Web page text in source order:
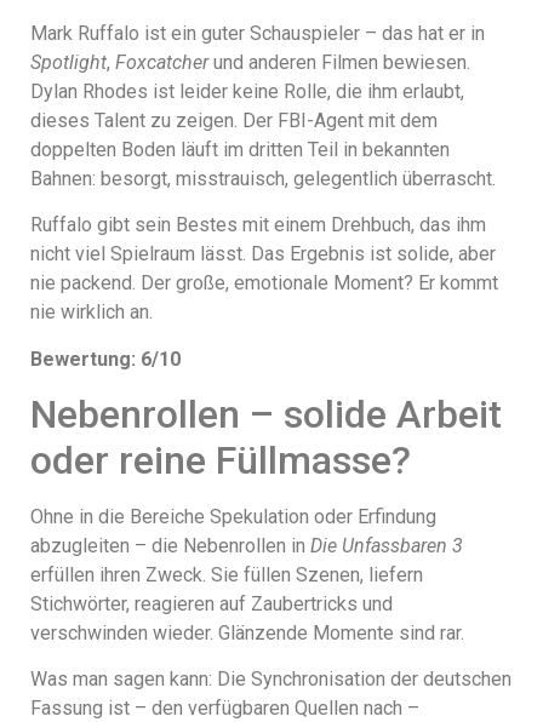
Mark Ruffalo ist ein guter Schauspieler – das hat er in
Spotlight, Foxcatcherund anderen Filmen bewiesen.
Dylan Rhodes ist leider keine Rolle, die ihm erlaubt,
dieses Talent zu zeigen. Der FBI-Agent mit dem
doppelten Boden läuft im dritten Teil in bekannten
Bahnen: besorgt, misstrauisch, gelegentlich überrascht.
Ruffalo gibt sein Bestes mit einem Drehbuch, das ihm
nicht viel Spielraum lässt. Das Ergebnis ist solide, aber
nie packend. Der große, emotionale Moment? Er kommt
nie wirklich an.
Bewertung: 6/10
Nebenrollen – solide Arbeit
oder reine Füllmasse?
Ohne in die Bereiche Spekulation oder Erfindung
abzugleiten – die Nebenrollen in Die Unfassbaren 3
erfüllen ihren Zweck. Sie füllen Szenen, liefern
Stichwörter, reagieren auf Zaubertricks und
verschwinden wieder. Glänzende Momente sind rar.
Was man sagen kann: Die Synchronisation der deutschen
Fassung ist – den verfügbaren Quellen nach –